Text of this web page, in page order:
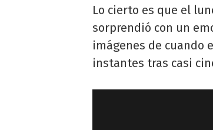
Lo cierto es que el
sorprendió con un
imágenes de cuando
instantes tras casi